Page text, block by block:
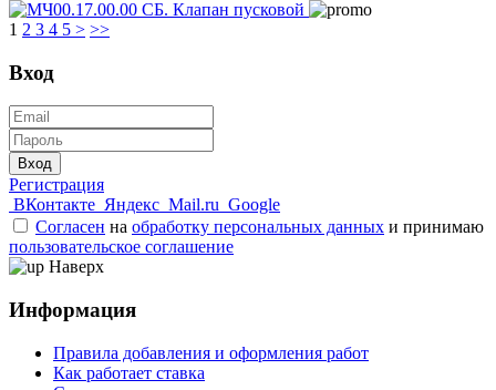
1 2 3 4 5 > >>
Вход
Вход
Регистрация
ВКонтакте Яндекс Mail.ru Google
Согласен на обработку персональных данных и принимаю
пользовательское соглашение
Наверх
Информация
Правила добавления и оформления работ
Как работает ставка